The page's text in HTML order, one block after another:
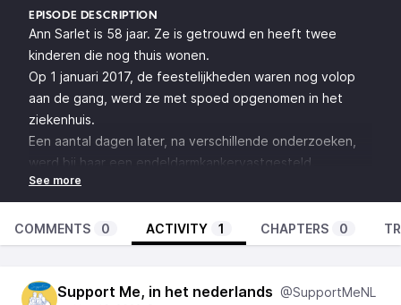
EPISODE DESCRIPTION
Ann Sarlet is 58 jaar. Ze is getrouwd en heeft twee
kinderen die nog thuis wonen.
Op 1 januari 2017, de feestelijkheden waren nog volop
aan de gang, werd ze met spoed opgenomen in het
ziekenhuis.
Een aantal dagen later, na verschillende onderzoeken,
werd bij haar een endeldarmkankervastgesteld.
Haar job bij de sportdienst van Brugge heeft ze tijdelijk
moeten stopzetten.
In deze podcast vertelt Ann welke invloed kanker heeft
op je leven en die van je naasten.
COMMENTS 0 ACTIVITY 1 CHAPTERS 0
Support Me, in het nederlands @SupportMeNL